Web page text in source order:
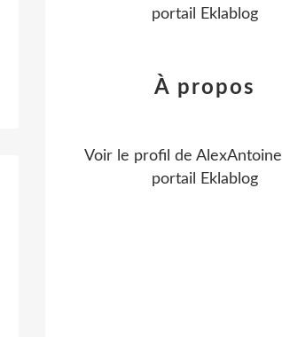
portail Eklablog
À propos
Voir le profil de AlexAntoine
portail Eklablog